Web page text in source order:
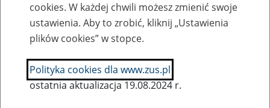
SZUKAJ
cookies. W każdej chwili możesz zmienić swoje
ustawienia. Aby to zrobić, kliknij „Ustawienia
plików cookies” w stopce.
Polityka cookies dla www.zus.pl
ostatnia aktualizacja 19.08.2024 r.